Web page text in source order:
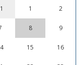
1 2
8 9
15 16